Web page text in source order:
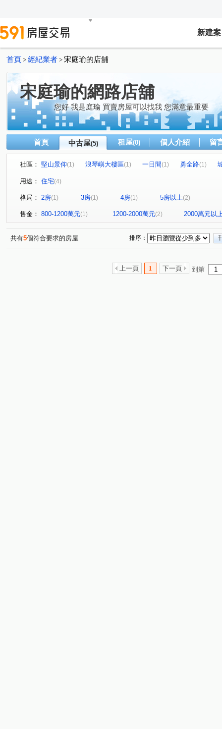
新建案
首頁 > 經紀業者 > 宋庭瑜的店舖
宋庭瑜的網路店舖
您好 我是庭瑜 買賣房屋可以找我 您滿意最重要
首頁 中古屋(5) 租屋(0) 個人介紹 留
社區： 堅山景仰(1) 浪琴嶼大樓區(1) 一日間(1) 勇全路(1)
河邊街
用途： 住宅(4)
格局： 2房(1) 3房(1) 4房(1) 5房以上(2)
售金： 800-1200萬元(1) 1200-2000萬元(2) 2000萬元以
共有5個符合要求的房屋 排序：
上一頁 1 下一頁 到第